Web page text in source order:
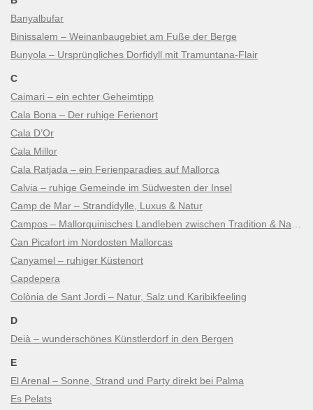
Banyalbufar
Binissalem – Weinanbaugebiet am Fuße der Berge
Bunyola – Ursprüngliches Dorfidyll mit Tramuntana-Flair
C
Caimari – ein echter Geheimtipp
Cala Bona – Der ruhige Ferienort
Cala D’Or
Cala Millor
Cala Ratjada – ein Ferienparadies auf Mallorca
Calvia – ruhige Gemeinde im Südwesten der Insel
Camp de Mar – Strandidylle, Luxus & Natur
Can Picafort im Nordosten Mallorcas
Canyamel – ruhiger Küstenort
Capdepera
Colònia de Sant Jordi – Natur, Salz und Karibikfeeling
D
Deià – wunderschönes Künstlerdorf in den Bergen
E
El Arenal – Sonne, Strand und Party direkt bei Palma
Es Pelats